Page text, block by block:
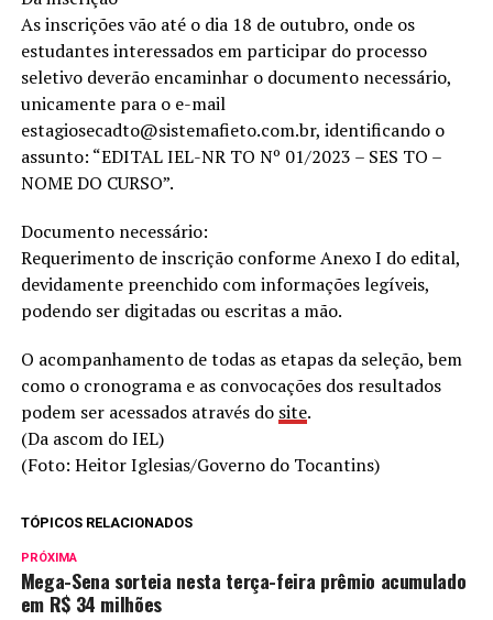
As inscrições vão até o dia 18 de outubro, onde os
estudantes interessados em participar do processo
seletivo deverão encaminhar o documento necessário,
unicamente para o e-mail
estagiosecadto@sistemafieto.com.br, identificando o
assunto: “EDITAL IEL-NR TO Nº 01/2023 – SES TO –
NOME DO CURSO”.
Documento necessário:
Requerimento de inscrição conforme Anexo I do edital,
devidamente preenchido com informações legíveis,
podendo ser digitadas ou escritas a mão.
O acompanhamento de todas as etapas da seleção, bem
como o cronograma e as convocações dos resultados
podem ser acessados através do site.
(Da ascom do IEL)
(Foto: Heitor Iglesias/Governo do Tocantins)
TÓPICOS RELACIONADOS
PRÓXIMA
Mega-Sena sorteia nesta terça-feira prêmio acumulado
em R$ 34 milhões